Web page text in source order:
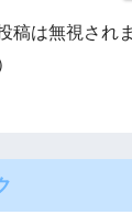
稿は無視され